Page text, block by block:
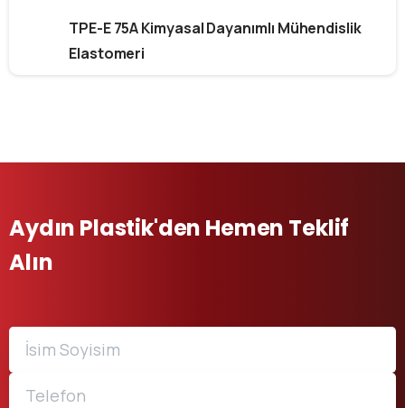
TPE-E 75A Kimyasal Dayanımlı Mühendislik
Elastomeri
Aydın Plastik'den Hemen Teklif
Alın